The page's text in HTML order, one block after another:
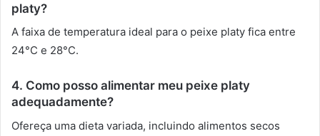
platy?
A faixa de temperatura ideal para o peixe platy fica entre
24°C e 28°C.
4. Como posso alimentar meu peixe platy
adequadamente?
Ofereça uma dieta variada, incluindo alimentos secos